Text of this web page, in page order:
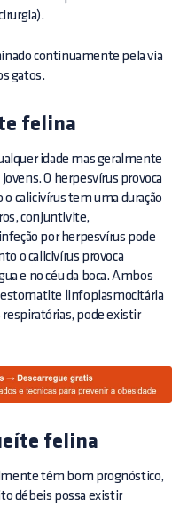
continuamente pela via
gatos.
felina
idade mas geralmente
O herpesvírus provoca
calicivírus tem uma duração
conjuntivite,
por herpesvírus pode
o calicivírus provoca
e no céu da boca. Ambos
linfoplasmocitária
respiratórias, pode existir
felina
têm bom prognóstico,
débeis possa existir